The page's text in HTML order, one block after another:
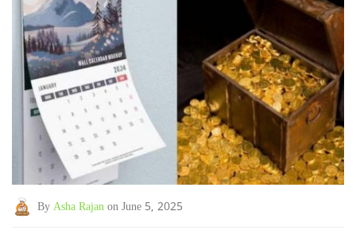
By Asha Rajan on June 5, 2025